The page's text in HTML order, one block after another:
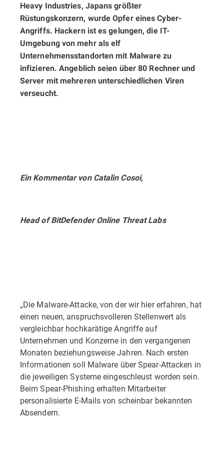
Heavy Industries, Japans größter
Rüstungskonzern, wurde Opfer eines Cyber-
Angriffs. Hackern ist es gelungen, die IT-
Umgebung von mehr als elf
Unternehmensstandorten mit Malware zu
infizieren. Angeblich seien über 80 Rechner und
Server mit mehreren unterschiedlichen Viren
verseucht.
Ein Kommentar von Catalin Cosoi,
Head of BitDefender Online Threat Labs
„Die Malware-Attacke, von der wir hier erfahren, hat
einen neuen, anspruchsvolleren Stellenwert als
vergleichbar hochkarätige Angriffe auf
Unternehmen und Konzerne in den vergangenen
Monaten beziehungsweise Jahren. Nach ersten
Informationen soll Malware über Spear-Attacken in
die jeweiligen Systeme eingeschleust worden sein.
Beim Spear-Phishing erhalten Mitarbeiter
personalisierte E-Mails von scheinbar bekannten
Absendern.